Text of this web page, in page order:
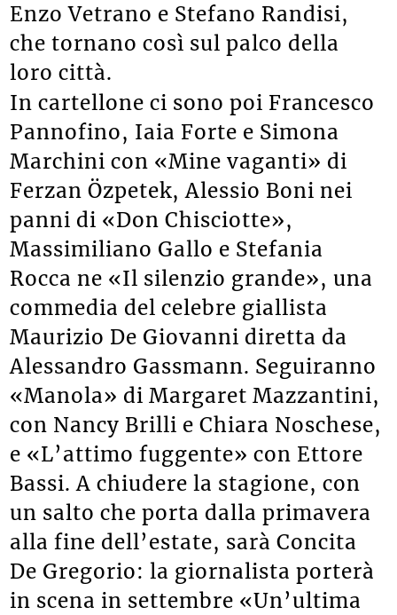
Enzo Vetrano e Stefano Randisi,
che tornano così sul palco della
loro città.
In cartellone ci sono poi Francesco
Pannofino, Iaia Forte e Simona
Marchini con «Mine vaganti» di
Ferzan Özpetek, Alessio Boni nei
panni di «Don Chisciotte»,
Massimiliano Gallo e Stefania
Rocca ne «Il silenzio grande», una
commedia del celebre giallista
Maurizio De Giovanni diretta da
Alessandro Gassmann. Seguiranno
«Manola» di Margaret Mazzantini,
con Nancy Brilli e Chiara Noschese,
e «L’attimo fuggente» con Ettore
Bassi. A chiudere la stagione, con
un salto che porta dalla primavera
alla fine dell’estate, sarà Concita
De Gregorio: la giornalista porterà
in scena in settembre «Un’ultima